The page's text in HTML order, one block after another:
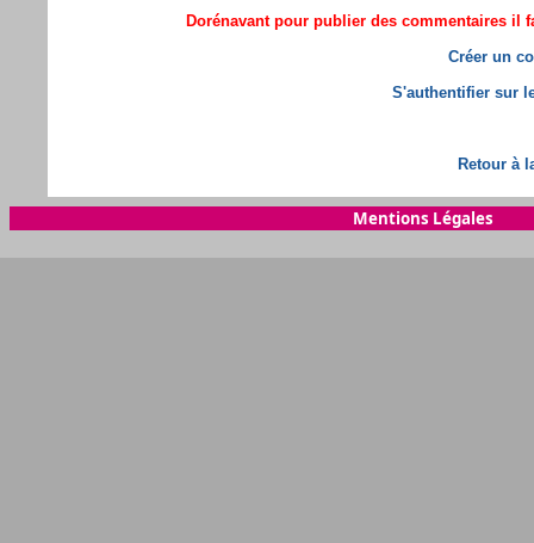
Dorénavant pour publier des commentaires il
Créer un
S'authentifier sur
Retour à
Mentions Légales